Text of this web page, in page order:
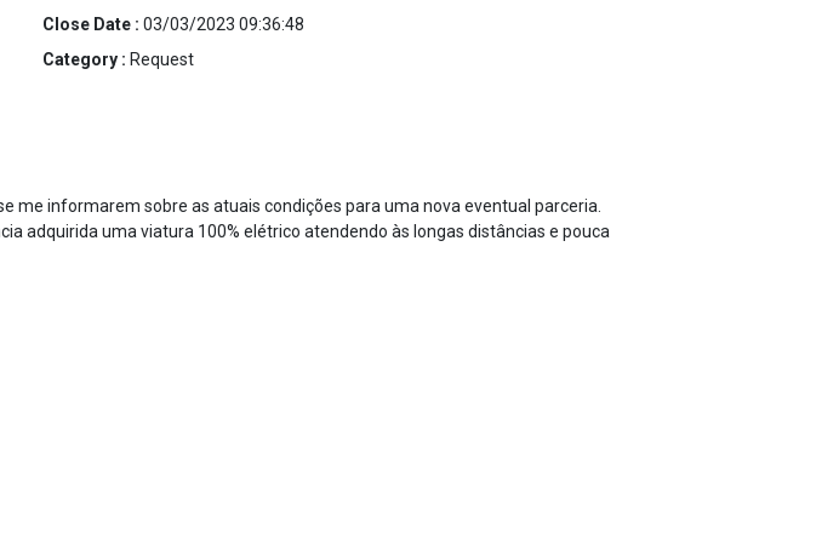
Close Date : 03/03/2023 09:36:48
Category : Request
me informarem sobre as atuais condições para uma nova eventual parceria.
adquirida uma viatura 100% elétrico atendendo às longas distâncias e pouca